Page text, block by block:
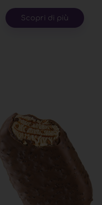
Scopri di più